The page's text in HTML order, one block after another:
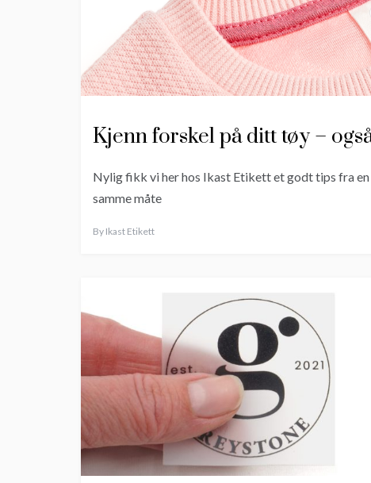
Kjenn forskel på ditt tøy –
Nylig fikk vi her hos Ikast Etikett et godt tips fra
samme måte
By Ikast Etikett